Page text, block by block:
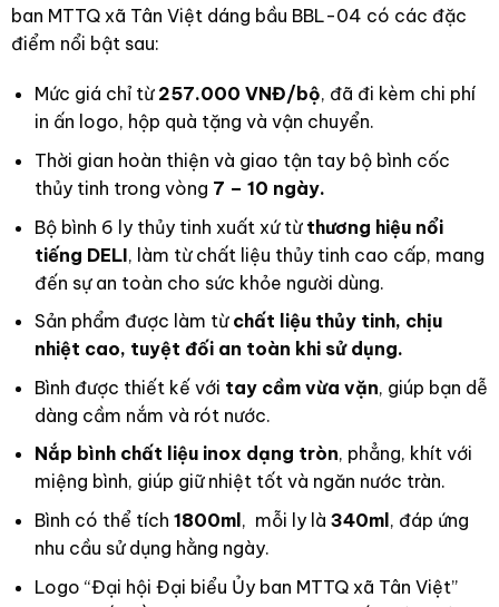
ban MTTQ xã Tân Việt dáng bầu BBL-04 có các đặc
điểm nổi bật sau:
Mức giá chỉ từ 257.000 VNĐ/bộ, đã đi kèm chi phí
in ấn logo, hộp quà tặng và vận chuyển.
Thời gian hoàn thiện và giao tận tay bộ bình cốc
thủy tinh trong vòng 7 – 10 ngày.
Bộ bình 6 ly thủy tinh xuất xứ từ thương hiệu nổi
tiếng DELI, làm từ chất liệu thủy tinh cao cấp, mang
đến sự an toàn cho sức khỏe người dùng.
Sản phẩm được làm từ chất liệu thủy tinh, chịu
nhiệt cao, tuyệt đối an toàn khi sử dụng.
Bình được thiết kế với tay cầm vừa vặn, giúp bạn dễ
dàng cầm nắm và rót nước.
Nắp bình chất liệu inox dạng tròn, phẳng, khít với
miệng bình, giúp giữ nhiệt tốt và ngăn nước tràn.
Bình có thể tích 1800ml, mỗi ly là 340ml, đáp ứng
nhu cầu sử dụng hằng ngày.
Logo “Đại hội Đại biểu Ủy ban MTTQ xã Tân Việt”